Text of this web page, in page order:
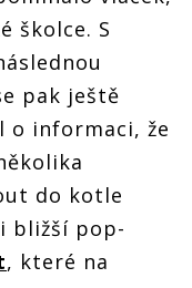
školce. S
pak ještě
o informaci, že
do kotle
bližší pop-
, které na